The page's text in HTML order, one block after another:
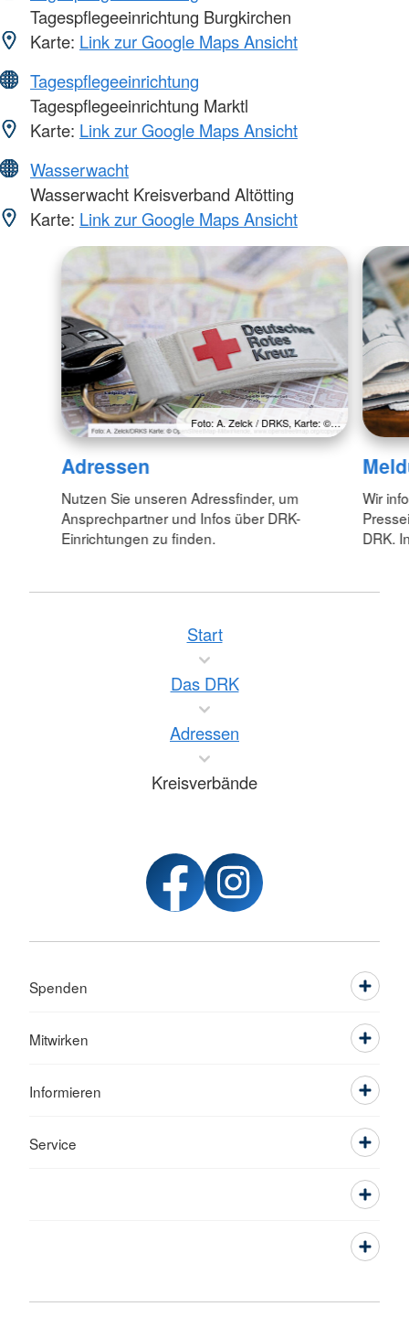
Tagespflegeeinrichtung Burgkirchen
Karte: Link zur Google Maps Ansicht
Tagespflegeeinrichtung
Tagespflegeeinrichtung Marktl
Karte: Link zur Google Maps Ansicht
Wasserwacht
Wasserwacht Kreisverband Altötting
Karte: Link zur Google Maps Ansicht
Foto: A. Zelck / DRKS, Karte: ©…
Adressen
Nutzen Sie unseren Adressfinder, um
Ansprechpartner und Infos über DRK-
Einrichtungen zu finden.
Wir
DRK.
Start
Das DRK
Adressen
Kreisverbände
Spenden
Mitwirken
Informieren
Service